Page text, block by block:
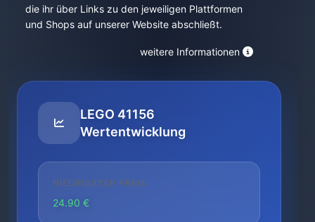
die ihr über Links zu den jeweiligen Plattformen
und Shops auf unserer Website abschließt.
weitere Informationen
LEGO 41156
Wertentwicklung
NIEDRIGSTER PREIS
24.90 €